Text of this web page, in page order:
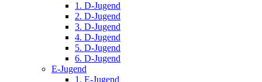
1. D-Jugend
2. D-Jugend
3. D-Jugend
4. D-Jugend
5. D-Jugend
6. D-Jugend
E-Jugend
1. E-Jugend